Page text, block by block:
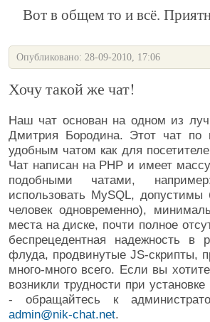
Вот в общем то и всё.
Опубликовано: 28-09-2010, 17:06
Хочу такой же чат!
Наш чат основан на одном из
Дмитрия Бородина. Этот чат по
удобным чатом как для
Чат написан на PHP и имеет
подобными чатами,
использовать MySQL,
человек одновременно),
места на диске, почти полное
беспрецедентная надежность в
флуда, продвинутые JS-скрипты,
много-много всего. Если вы
возникли трудности при
-обращайтесь к
admin@nik-chat.net.